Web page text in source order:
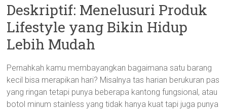
Deskriptif: Menelusuri Produk
Lifestyle yang Bikin Hidup
Lebih Mudah
Pernahkah kamu membayangkan bagaimana satu barang
kecil bisa merapikan hari? Misalnya tas harian berukuran pas
yang ringan tetapi punya beberapa kantong fungsional, atau
botol minum stainless yang tidak hanya kuat tapi juga punya